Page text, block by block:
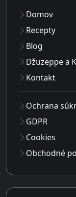
Domov
Recepty
Blog
Džuzeppe a
Kontakt
Ochrana
GDPR
Cookies
Obchodné